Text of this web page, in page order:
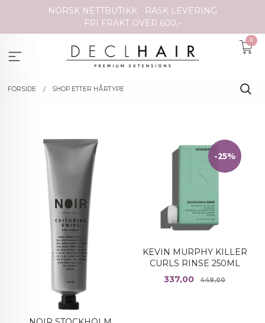
NORSK NETTBUTIKK
RASK LEVERING
FRI FRAKT OVER 600,-
0
FORSIDE SHOP ETTER HÅRTYPE
KEVIN MURPHY KILLER
CURLS RINSE 250ML
Tilbud
337,00 449,00Rabatt
-25%